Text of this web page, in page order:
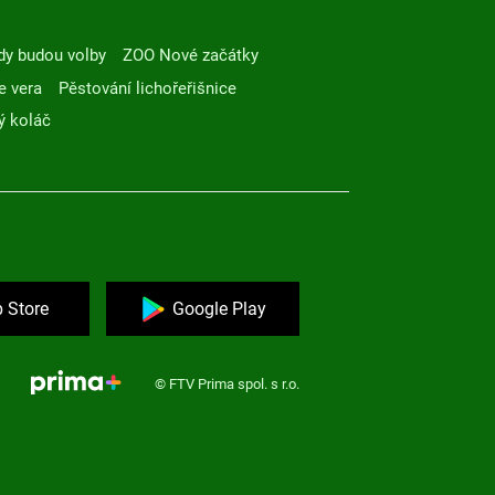
budou volby
ZOO Nové začátky
vera
Pěstování lichořeřišnice
koláč
Store Google Play
© FTV Prima spol. s r.o.